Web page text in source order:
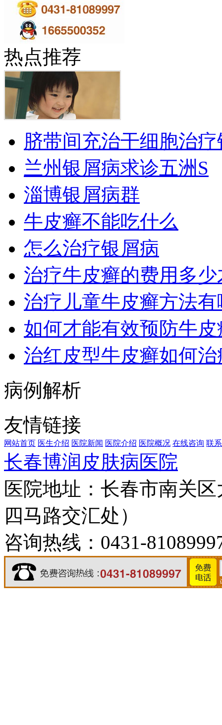
热点推荐
脐带间充治干细胞治
兰州银屑病求诊五洲S
淄博银屑病群
牛皮癣不能吃什么
怎么治疗银屑病
治疗牛皮癣的费用多少
治疗儿童牛皮癣方法有
如何才能有效预防牛皮
治红皮型牛皮癣如何治
病例解析
友情链接
网站首页 医生介绍 医院新闻 医院介绍 医院概况 在线咨询 联
长春博润皮肤病医院
医院地址：长春市南关
四马路交汇处）
咨询热线：0431-